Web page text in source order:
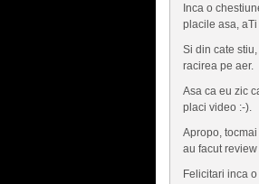
Inca o
placile asa,
Si din cate
racirea pe aer.
Asa ca eu zic
placi video :-).
Apropo,
au facut review
Felicitari inca